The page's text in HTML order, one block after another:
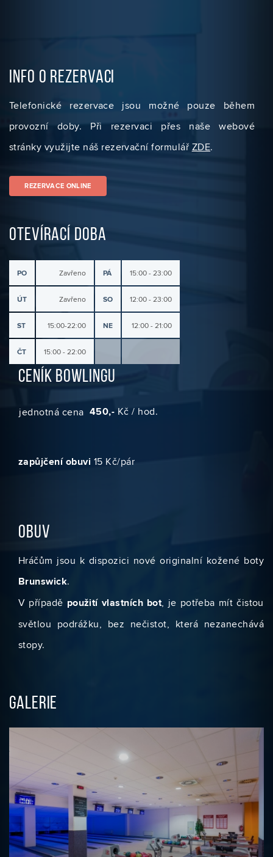
INFO O REZERVACI
Telefonické rezervace jsou možné pouze během
provozní doby. Při rezervaci přes naše webové
stránky využijte náš rezervační formulář ZDE.
REZERVACE ONLINE
OTEVÍRACÍ DOBA
PO Zavřeno PÁ 15:00 - 23:00
ÚT Zavřeno SO 12:00 - 23:00
ST 15:00-22:00 NE 12:00 - 21:00
ČT 15:00 - 22:00
CENÍK BOWLINGU
jednotná cena 450,- Kč / hod.
zapůjčení obuvi 15 Kč/pár
OBUV
Hráčům jsou k dispozici nové originalní kožené boty
Brunswick.
V případě použití vlastních bot, je potřeba mít čistou
světlou podrážku, bez nečistot, která nezanechává
stopy.
GALERIE